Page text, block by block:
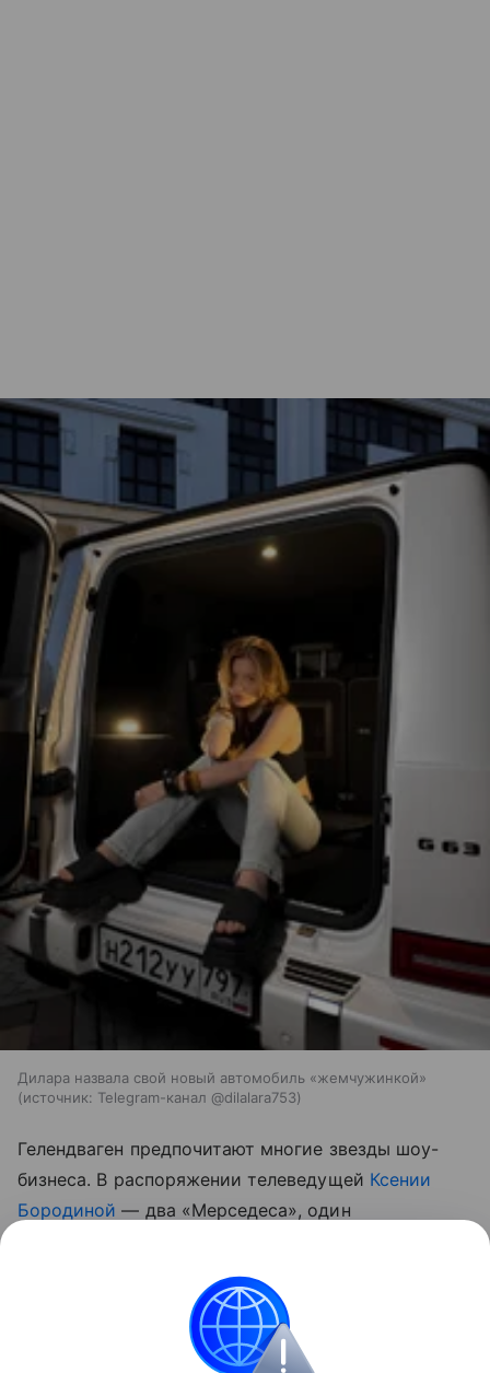
Дилара назвала свой новый автомобиль «жемчужинкой»
источник: Telegram-канал @dilalara753
Гелендваген предпочитают многие звезды шоу-
бизнеса. В распоряжении телеведущей Ксении
Бородиной — два «Мерседеса», один
Именно на этом авто ее супруг
дорожного движения, получая новые штрафы.
Их число уже перевалило за 260.